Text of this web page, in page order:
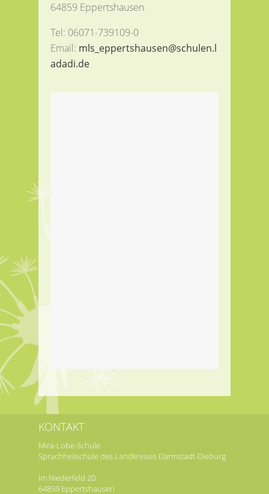
64859 Eppertshausen
Tel: 06071-739109-0
Email: mls_eppertshausen@schulen.l
adadi.de
KONTAKT
Mira-Lobe-Schule
Sprachheilschule des Landkreises Darmstadt-Dieburg
Im Niederfeld 20
64859 Eppertshausen